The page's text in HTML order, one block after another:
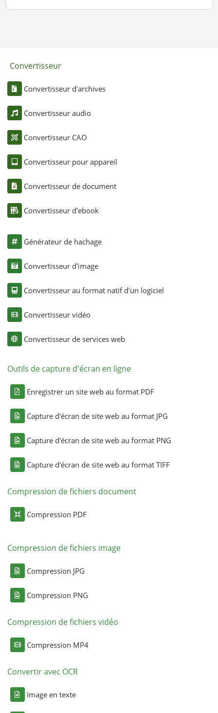
Convertisseur
Convertisseur d'archives
Convertisseur audio
Convertisseur CAO
Convertisseur pour appareil
Convertisseur de document
Convertisseur d'ebook
Générateur de hachage
Convertisseur d'image
Convertisseur au format natif d'un logiciel
Convertisseur vidéo
Convertisseur de services web
Outils de capture d'écran en ligne
Enregistrer un site web au format PDF
Capture d'écran de site web au format JPG
Capture d'écran de site web au format PNG
Capture d'écran de site web au format TIFF
Compression de fichiers document
Compression PDF
Compression de fichiers image
Compression JPG
Compression PNG
Compression de fichiers vidéo
Compression MP4
Convertir avec OCR
Image en texte